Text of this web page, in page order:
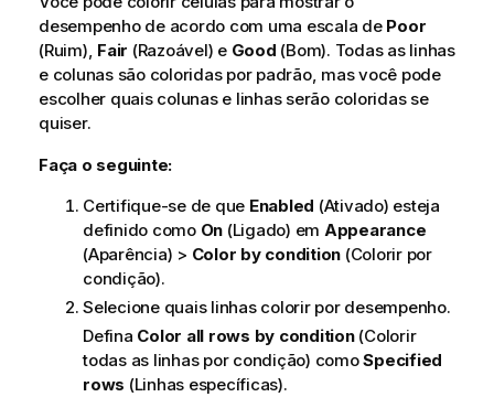
desempenho de acordo com uma escala de Poor
(Ruim), Fair (Razoável) e Good (Bom). Todas as linhas
e colunas são coloridas por padrão, mas você pode
escolher quais colunas e linhas serão coloridas se
quiser.
Faça o seguinte:
Certifique-se de que Enabled (Ativado) esteja
definido como On (Ligado) em Appearance
(Aparência) > Color by condition (Colorir por
condição).
Selecione quais linhas colorir por desempenho.
Defina Color all rows by condition(Colorir
todas as linhas por condição) comoSpecified
rows (Linhas específicas).